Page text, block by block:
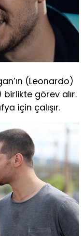
(Leonardo)
görev alır.
için çalışır.